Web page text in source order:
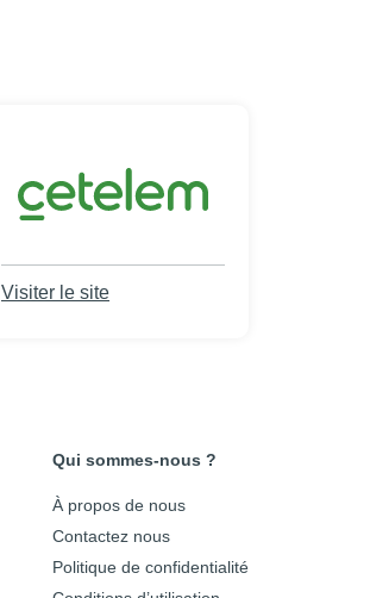
Visiter le site
Qui sommes-nous ?
À propos de nous
Contactez nous
Politique de confidentialité